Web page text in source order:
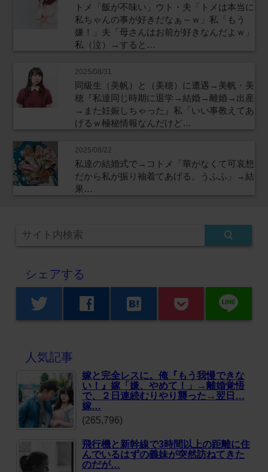
トメ「飯が不味い」ウト・夫「トメは本当に
私ちゃんの事が好きだなぁ～ｗ」私「もう
嫌！」夫「母さんはお前が好きなんだよｗ」
私（泣）→すると…
2025/08/31
同級生（美帆）と（美穂）に遭遇→美帆・美
穂『私達同じ時期に退学→結婚→離婚→出産
→また妊娠しちゃった』私「いい事教えてあ
げるｗ極秘情報なんだけど…
2025/08/22
私達の結婚式で→コトメ「華がなくて可哀想
だから私が振り袖着てあげる。うふふ」→結
果…
シェアする
twitter facebook hatenabookmark line
人気記事
嫁と完全レスに。俺『もう我慢できな
い！』嫁「嫌、やめて！」→離婚覚悟
で、２日連続むりやり襲った→翌日…
嫁…
(265,796)
飛行機と新幹線で3時間以上の距離に住
んでいるはずの義妹が突然訪ねてきた
のだが…